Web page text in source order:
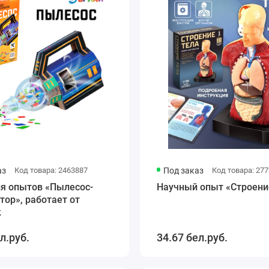
Код товара: 2463887
опытов «Пылесос-
работает от
Под заказ Код товара:
Научный опыт
34.67 бел.руб.